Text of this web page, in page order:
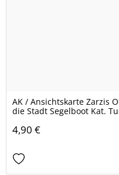
AK / Ansichtskarte Zarzis
die Stadt Segelboot Kat.
4,90 €